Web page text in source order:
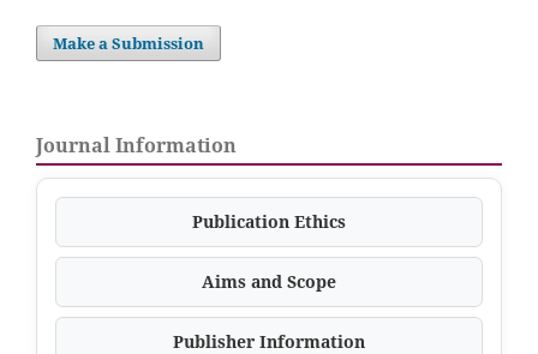
Make a Submission
Journal Information
Publication Ethics
Aims and Scope
Publisher Information